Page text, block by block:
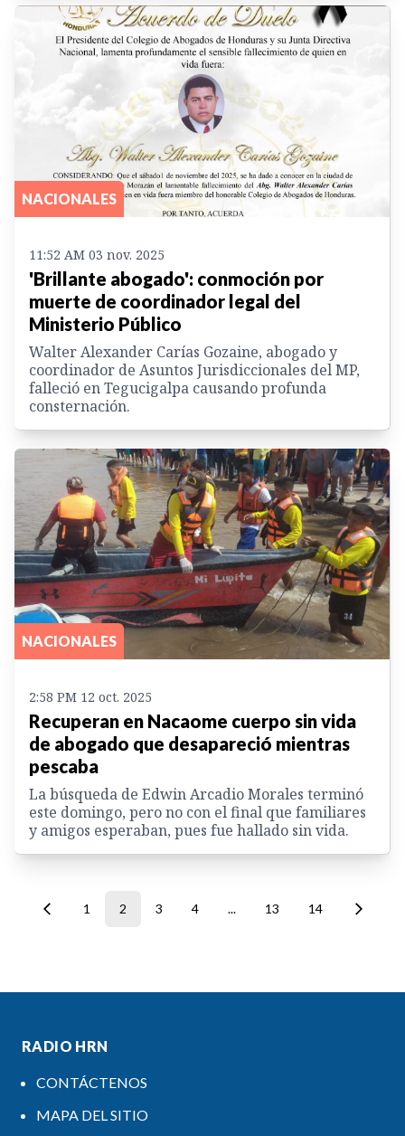
NACIONALES
11:52 AM 03 nov. 2025
'Brillante abogado': conmoción por
muerte de coordinador legal del
Ministerio Público
Walter Alexander Carías Gozaine, abogado y
coordinador de Asuntos Jurisdiccionales del MP,
falleció en Tegucigalpa causando profunda
consternación.
NACIONALES
2:58 PM 12 oct. 2025
Recuperan en Nacaome cuerpo sin vida
de abogado que desapareció mientras
pescaba
La búsqueda de Edwin Arcadio Morales terminó
este domingo, pero no con el final que familiares
y amigos esperaban, pues fue hallado sin vida.
1 2 3 4 ... 13 14
RADIO HRN
CONTÁCTENOS
MAPA DEL SITIO